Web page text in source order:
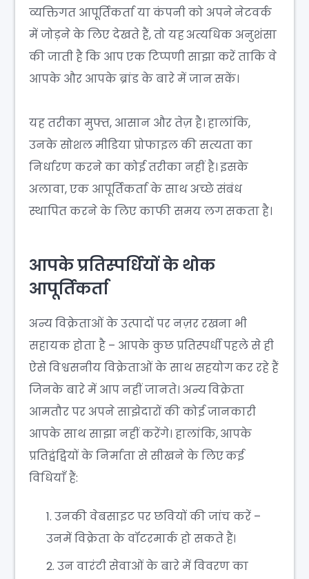
व्यक्तिगत आपूर्तिकर्ता या कंपनी को अपने नेटवर्क
में जोड़ने के लिए देखते हैं, तो यह अत्यधिक अनुशंसा
की जाती है कि आप एक टिप्पणी साझा करें ताकि वे
आपके और आपके ब्रांड के बारे में जान सकें।
यह तरीका मुफ्त, आसान और तेज़ है। हालांकि,
उनके सोशल मीडिया प्रोफाइल की सत्यता का
निर्धारण करने का कोई तरीका नहीं है। इसके
अलावा, एक आपूर्तिकर्ता के साथ अच्छे संबंध
स्थापित करने के लिए काफी समय लग सकता है।
आपके प्रतिस्पर्धियों के थोक
आपूर्तिकर्ता
अन्य विक्रेताओं के उत्पादों पर नज़र रखना भी
सहायक होता है – आपके कुछ प्रतिस्पर्धी पहले से ही
ऐसे विश्वसनीय विक्रेताओं के साथ सहयोग कर रहे हैं
जिनके बारे में आप नहीं जानते। अन्य विक्रेता
आमतौर पर अपने साझेदारों की कोई जानकारी
आपके साथ साझा नहीं करेंगे। हालांकि, आपके
प्रतिद्वंद्वियों के निर्माता से सीखने के लिए कई
विधियाँ हैं:
उनकी वेबसाइट पर छवियों की जांच करें –
उनमें विक्रेता के वॉटरमार्क हो सकते हैं।
उन वारंटी सेवाओं के बारे में विवरण का